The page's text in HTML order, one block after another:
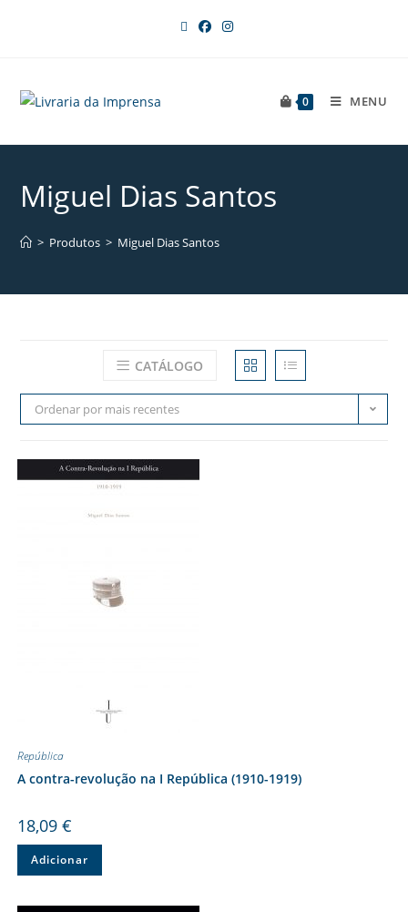
0 MENU
Miguel Dias Santos
> Produtos > Miguel Dias Santos
CATÁLOGO
Ordenar por mais recentes
República
A contra-revolução na I República (1910-1919)
18,09 €
Adicionar